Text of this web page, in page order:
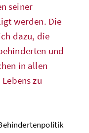
seiner
werden. Die
dazu, die
und
in allen
zu